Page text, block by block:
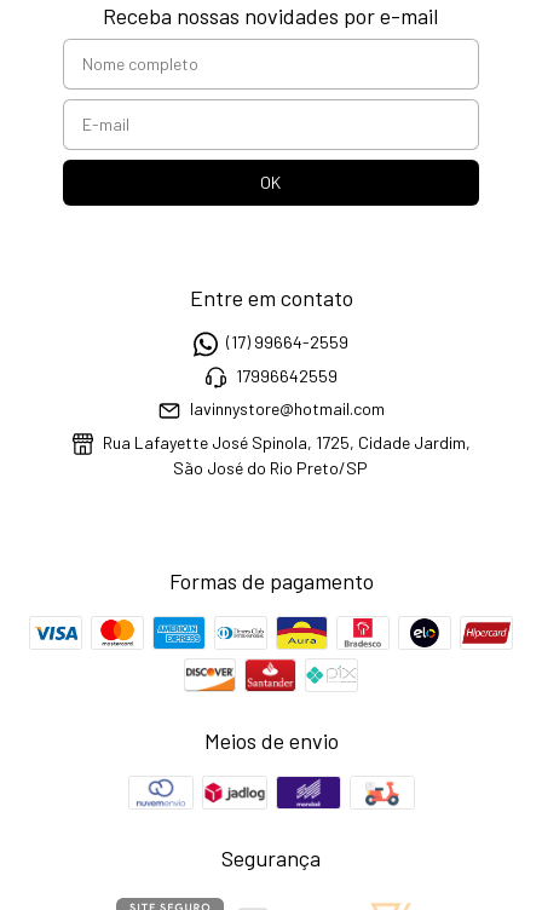
Receba nossas novidades por e-mail
Entre em contato
(17) 99664-2559
17996642559
lavinnystore@hotmail.com
Rua Lafayette José Spinola, 1725, Cidade Jardim,
São José do Rio Preto/SP
Formas de pagamento
Meios de envio
Segurança